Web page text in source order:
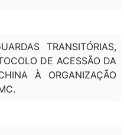
TRANSITÓRIAS,
DE ACESSÃO DA
À ORGANIZAÇÃO